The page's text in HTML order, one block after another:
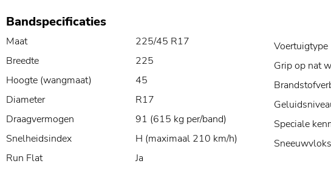
Bandspecificaties
Maat
225/45 R17
Breedte
225
Hoogte (wangmaat)
45
Diameter
R17
Draagvermogen
91 (615 kg per/band)
Snelheidsindex
H (maximaal 210 km/h)
Run Flat
Ja
Voertuigtype
Grip op nat
Speciale